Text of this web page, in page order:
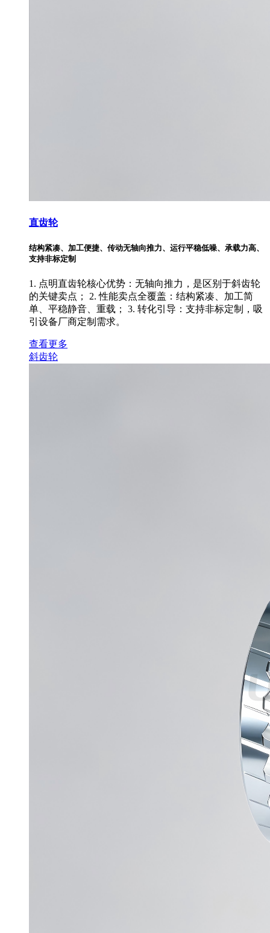
直齿轮
结构紧凑、加工便捷、传动无轴向推力、运行平稳低噪、承载力高、
支持非标定制
1. 点明直齿轮核心优势：无轴向推力，是区别于斜齿轮
的关键卖点； 2. 性能卖点全覆盖：结构紧凑、加工简
单、平稳静音、重载； 3. 转化引导：支持非标定制，吸
引设备厂商定制需求。
查看更多
斜齿轮